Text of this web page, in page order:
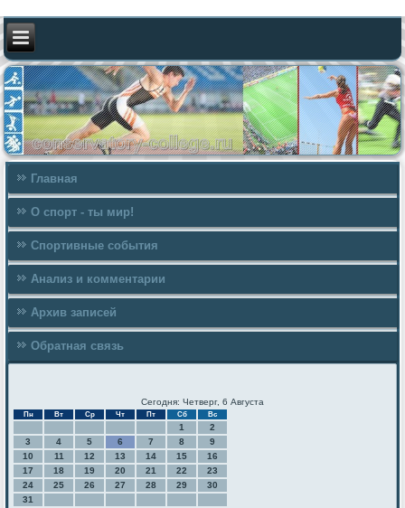
Главная
О спорт - ты мир!
Спортивные события
Анализ и комментарии
Архив записей
Обратная связь
Сегодня: Четверг, 6 Августа
Пн Вт Ср Чт Пт Сб Вс
1
2
3
4 5 6 7 8
9
10
11 12 13 14 15
16
17
18 19 20 21 22
23
24
25 26 27 28 29
30
31